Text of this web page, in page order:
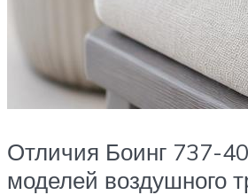
Отличия Боинг 737-
моделей воздушного